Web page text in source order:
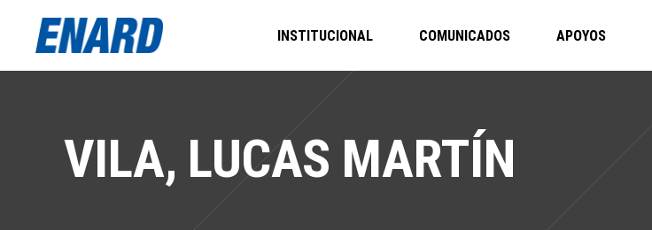
INSTITUCIONAL COMUNICADOS APOYOS
VILA, LUCAS MARTÍN